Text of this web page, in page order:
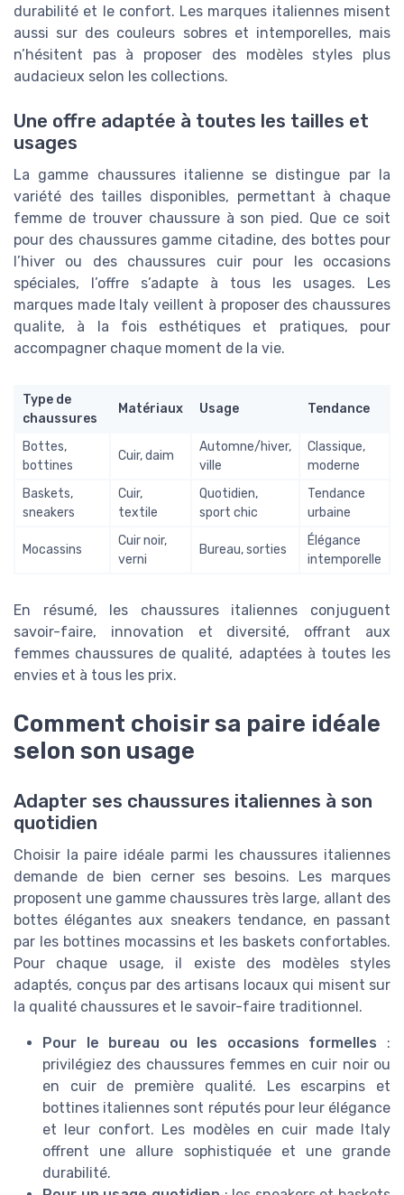
durabilité et le confort. Les marques italiennes misent
aussi sur des couleurs sobres et intemporelles, mais
n’hésitent pas à proposer des modèles styles plus
audacieux selon les collections.
Une offre adaptée à toutes les tailles et
usages
La gamme chaussures italienne se distingue par la
variété des tailles disponibles, permettant à chaque
femme de trouver chaussure à son pied. Que ce soit
pour des chaussures gamme citadine, des bottes pour
l’hiver ou des chaussures cuir pour les occasions
spéciales, l’offre s’adapte à tous les usages. Les
marques made Italy veillent à proposer des chaussures
qualite, à la fois esthétiques et pratiques, pour
accompagner chaque moment de la vie.
Type de
chaussures
Matériaux Usage Tendance
Bottes,
bottines
Cuir, daim
Automne/hiver,
ville
Classique,
moderne
Baskets,
sneakers
Cuir,
textile
Quotidien,
sport chic
Tendance
urbaine
Mocassins
Cuir noir,
verni
Bureau, sorties
Élégance
intemporelle
En résumé, les chaussures italiennes conjuguent
savoir-faire, innovation et diversité, offrant aux
femmes chaussures de qualité, adaptées à toutes les
envies et à tous les prix.
Comment choisir sa paire idéale
selon son usage
Adapter ses chaussures italiennes à son
quotidien
Choisir la paire idéale parmi les chaussures italiennes
demande de bien cerner ses besoins. Les marques
proposent une gamme chaussures très large, allant des
bottes élégantes aux sneakers tendance, en passant
par les bottines mocassins et les baskets confortables.
Pour chaque usage, il existe des modèles styles
adaptés, conçus par des artisans locaux qui misent sur
la qualité chaussures et le savoir-faire traditionnel.
Pour le bureau ou les occasions formelles :
privilégiez des chaussures femmes en cuir noir ou
en cuir de première qualité. Les escarpins et
bottines italiennes sont réputés pour leur élégance
et leur confort. Les modèles en cuir made Italy
offrent une allure sophistiquée et une grande
durabilité.